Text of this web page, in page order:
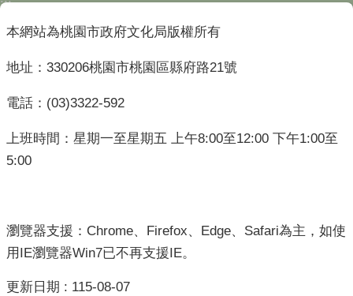
本網站為桃園市政府文化局版權所有
地址：330206桃園市桃園區縣府路21號
電話：(03)3322-592
上班時間：星期一至星期五 上午8:00至12:00 下午1:00至
5:00
瀏覽器支援：Chrome、Firefox、Edge、Safari為主，如使
用IE瀏覽器Win7已不再支援IE。
更新日期 115-08-07